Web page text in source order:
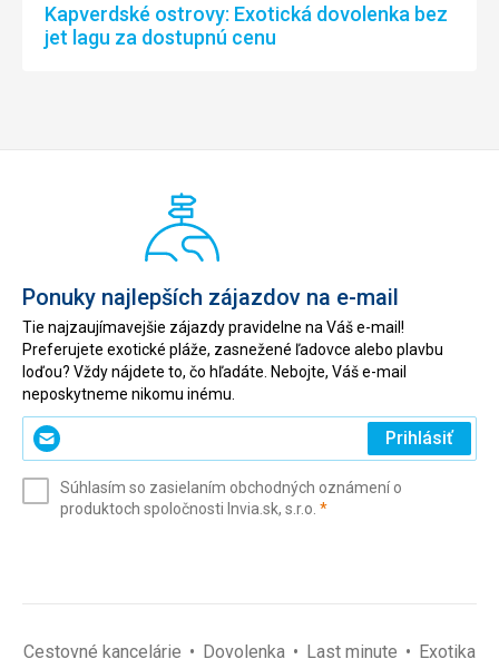
Kapverdské ostrovy: Exotická dovolenka bez
jet lagu za dostupnú cenu
Ponuky najlepších zájazdov na e-mail
Tie najzaujímavejšie zájazdy pravidelne na Váš e-mail!
Preferujete exotické pláže, zasnežené ľadovce alebo plavbu
loďou? Vždy nájdete to, čo hľadáte. Nebojte, Váš e-mail
neposkytneme nikomu inému.
Zadajte
svoj
(povinné)
Prihlásiť
Súhlasím so zasielaním obchodných oznámení o
produktoch spoločnosti Invia.sk, s.r.o. *(povinné)
Cestovné kancelárie Dovolenka Last minute
Exotika